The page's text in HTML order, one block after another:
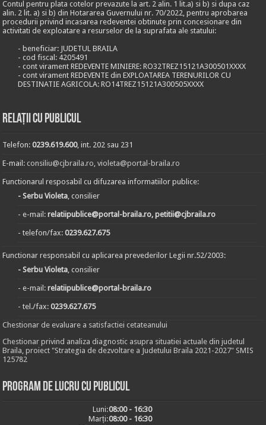
Contul pentru plata cotelor prevazute la art. 2 alin. 1 lit.a) si b) si dupa caz
alin. 2 lit. a) si b) din Hotararea Guvernului nr. 70/2022, pentru aprobarea
procedurii privind incasarea redeventei obtinute prin concesionare din
activitati de exploatare a resurselor de la suprafata ale statului:
- beneficiar: JUDETUL BRAILA
- cod fiscal: 4205491
- cont virament REDEVENTE MINIERE: RO32TREZ15121A300501XXXX
- cont virament REDEVENTE din EXPLOATAREA TERENURILOR CU
DESTINATIE AGRICOLA: RO14TREZ15121A300505XXXX
Relații cu publicul
Telefon:0239.619.600, int. 202 sau 231
E-mail:consiliu@cjbraila.ro,violeta@portal-braila.ro
Functionarul resposabil cu difuzarea informatiilor publice:
- Serbu Violeta, consilier
- e-mail:relatiipublice@portal-braila.ro, petitii@cjbraila.ro
- telefon/fax:0239.627.675
Functionar responsabil cu aplicarea prevederilor Legii nr.52/2003:
- Serbu Violeta, consilier
- e-mail:relatiipublice@portal-braila.ro
- tel./fax:0239.627.675
Chestionar de evaluare a satisfactiei cetateanului
Chestionar privind analiza diagnostic asupra situatiei actuale din judetul
Braila, proiect "Strategia de dezvoltare a Judetului Braila 2021-2027" SMIS
125782
Program de lucru cu publicul
Luni:08:00 - 16:30
Marți:08:00 - 16:30